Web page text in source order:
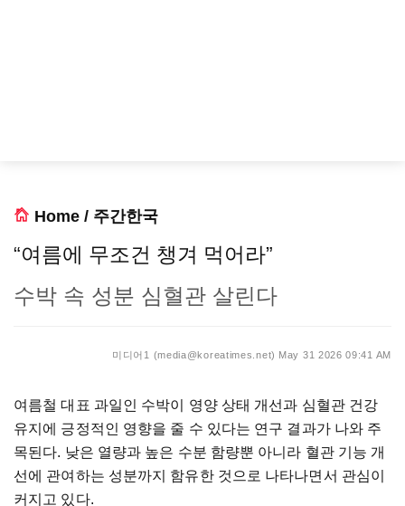
Home / 주간한국
“여름에 무조건 챙겨 먹어라”
수박 속 성분 심혈관 살린다
미디어1 (media@koreatimes.net) May 31 2026 09:41 AM
여름철 대표 과일인 수박이 영양 상태 개선과 심혈관 건강
유지에 긍정적인 영향을 줄 수 있다는 연구 결과가 나와 주
목된다. 낮은 열량과 높은 수분 함량뿐 아니라 혈관 기능 개
선에 관여하는 성분까지 함유한 것으로 나타나면서 관심이
커지고 있다.